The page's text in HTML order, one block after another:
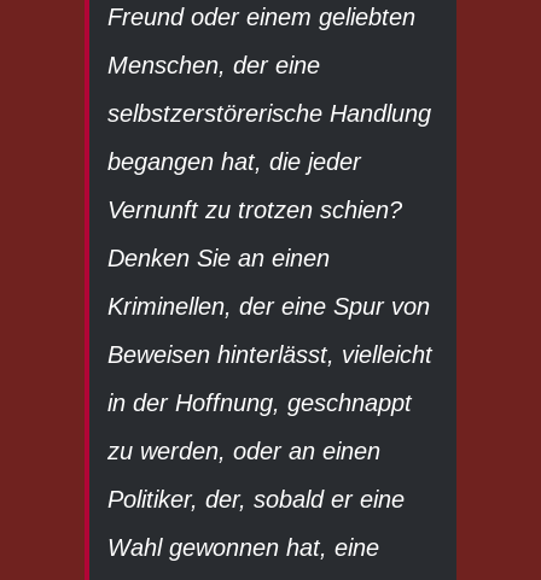
Freund oder einem geliebten
Menschen, der eine
selbstzerstörerische Handlung
begangen hat, die jeder
Vernunft zu trotzen schien?
Denken Sie an einen
Kriminellen, der eine Spur von
Beweisen hinterlässt, vielleicht
in der Hoffnung, geschnappt
zu werden, oder an einen
Politiker, der, sobald er eine
Wahl gewonnen hat, eine